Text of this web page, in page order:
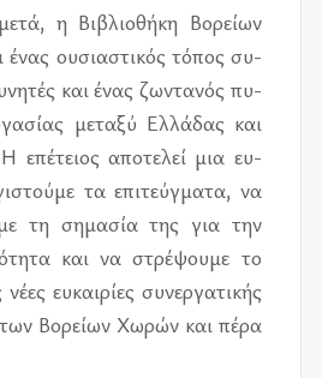
η Βιβλιο­θή­κη Βορεί­ων
ου­σια­στι­κός τό­πος συ­
και ένας ζω­ντα­νός πυ­
με­τα­ξύ Ελλά­δας και
επέ­τειος απο­τε­λεί μια ευ­
τα επι­τεύγ­μα­τα, να
τη ση­μα­σία της για την
και να στρέ­ψου­με το
ευ­και­ρί­ες συ­νερ­γα­τι­κής
Βορεί­ων Χωρών και πέρα